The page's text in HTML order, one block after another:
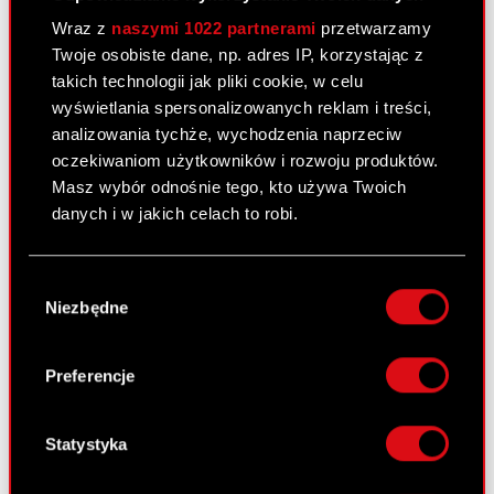
Wraz z naszymi 1022 partnerami przetwarzamy
Twoje osobiste dane, np. adres IP, korzystając z
takich technologii jak pliki cookie, w celu
wyświetlania spersonalizowanych reklam i treści,
analizowania tychże, wychodzenia naprzeciw
oczekiwaniom użytkowników i rozwoju produktów.
Masz wybór odnośnie tego, kto używa Twoich
danych i w jakich celach to robi.
lokalizacji geograficznej z dokładnością nawet
Identyfikować Twoje urządzenie, aktywnie
analizując charakteryzującego je zbiory
palca)
zgody
Niezbędne
Preferencje
Statystyka
PDF
Wniosek do Sądu Rejonowego w
Warszawie w sprawie cofnięcia wniosku
o ogłoszenie upadłości i umorzenia
postępowania upadłościowego
Raport bieżący nr 40/2008
4 kwietnia 2008 0:00
Złożenie wniosku do sądu rejestrowego
podwyższenia kapitału zakładowego
Raport bieżący nr 39/2008